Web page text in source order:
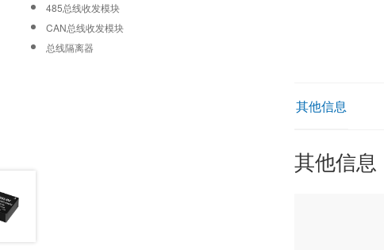
其他信息
其他信息
485总线收发模块
CAN总线收发模块
总线隔离器